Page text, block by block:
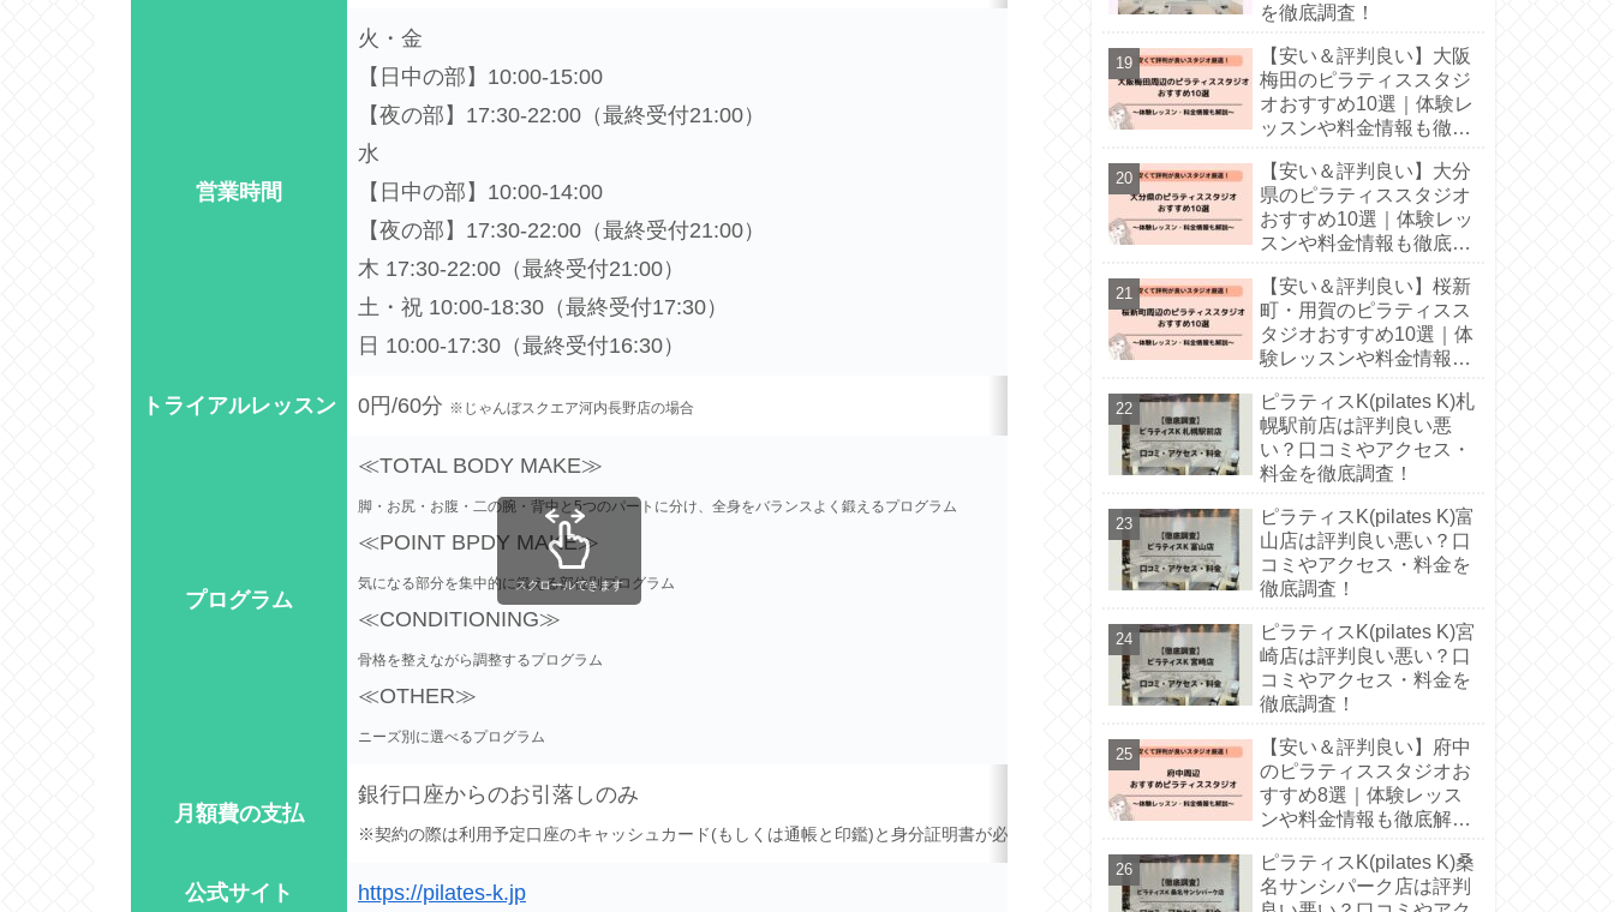
営業時間
火・金
【日中の部】10:00-15:00
【夜の部】17:30-22:00（最終受付21:00）
水
【日中の部】10:00-14:00
【夜の部】17:30-22:00（最終受付21:00）
木 17:30-22:00（最終受付21:00）
土・祝 10:00-18:30（最終受付17:30）
日 10:00-17:30（最終受付16:30）
トライアルレッスン 0円/60分 ※じゃんぼスクエア河内長野店の場合
プログラム
≪TOTAL BODY MAKE≫
脚・お尻・お腹・二の腕・背中と5つのパートに分け、全身をバランスよく鍛えるプログラム
≪POINT BPDY MAKE≫
気になる部分を集中的に鍛える部位別プログラム
≪CONDITIONING≫
骨格を整えながら調整するプログラム
≪OTHER≫
ニーズ別に選べるプログラム
月額費の支払
銀行口座からのお引落しのみ
※契約の際は利用予定口座のキャッシュカード(もしくは通帳と印鑑)と身分証明書が必要
公式サイト https://pilates-k.jp
スクロールできます
を徹底調査！
【安い＆評判良い】大阪
梅田のピラティススタジ
オおすすめ10選｜体験レ
ッスンや料金情報も徹底
【安い＆評判良い】大分
県のピラティススタジオ
おすすめ10選｜体験レッ
スンや料金情報も徹底解
【安い＆評判良い】桜新
町・用賀のピラティスス
タジオおすすめ10選｜体
験レッスンや料金情報も
ピラティスK(pilates K)札
幌駅前店は評判良い悪
い？口コミやアクセス・
料金を徹底調査！
ピラティスK(pilates K)富
山店は評判良い悪い？口
コミやアクセス・料金を
徹底調査！
ピラティスK(pilates K)宮
崎店は評判良い悪い？口
コミやアクセス・料金を
徹底調査！
【安い＆評判良い】府中
のピラティススタジオお
すすめ8選｜体験レッス
ンや料金情報も徹底解
ピラティスK(pilates K)桑
名サンシパーク店は評判